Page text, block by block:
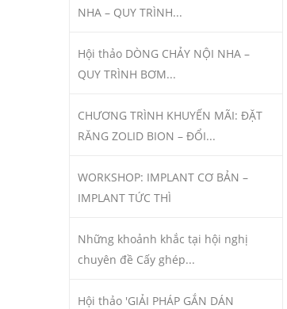
NHA – QUY TRÌNH...
Hội thảo DÒNG CHẢY NỘI NHA –
QUY TRÌNH BƠM...
CHƯƠNG TRÌNH KHUYẾN MÃI: ĐẶT
RĂNG ZOLID BION – ĐỔI...
WORKSHOP: IMPLANT CƠ BẢN –
IMPLANT TỨC THÌ
Những khoảnh khắc tại hội nghị
chuyên đề Cấy ghép...
Hội thảo 'GIẢI PHÁP GẮN DÁN